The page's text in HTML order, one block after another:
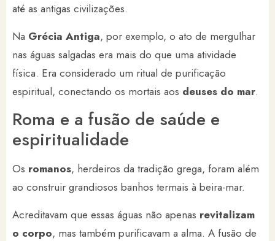
até as antigas civilizações.
Na Grécia Antiga, por exemplo, o ato de mergulhar
nas águas salgadas era mais do que uma atividade
física. Era considerado um ritual de purificação
espiritual, conectando os mortais aos deuses do mar.
Roma e a fusão de saúde e
espiritualidade
Os romanos, herdeiros da tradição grega, foram além
ao construir grandiosos banhos termais à beira-mar.
Acreditavam que essas águas não apenas revitalizam
o corpo, mas também purificavam a alma. A fusão de